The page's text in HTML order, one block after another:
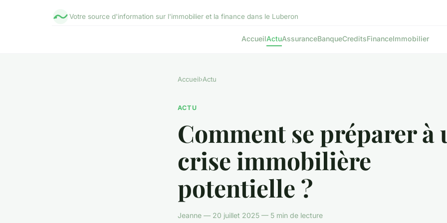
Votre source d'information sur l'immobilier et la finance dans le Luberon
AccueilActuAssuranceBanqueCreditsFinanceImmobilier
Accueil›Actu
ACTU
Comment se préparer à
crise immobilière
potentielle ?
Jeanne — 20 juillet 2025 — 5 min de lecture